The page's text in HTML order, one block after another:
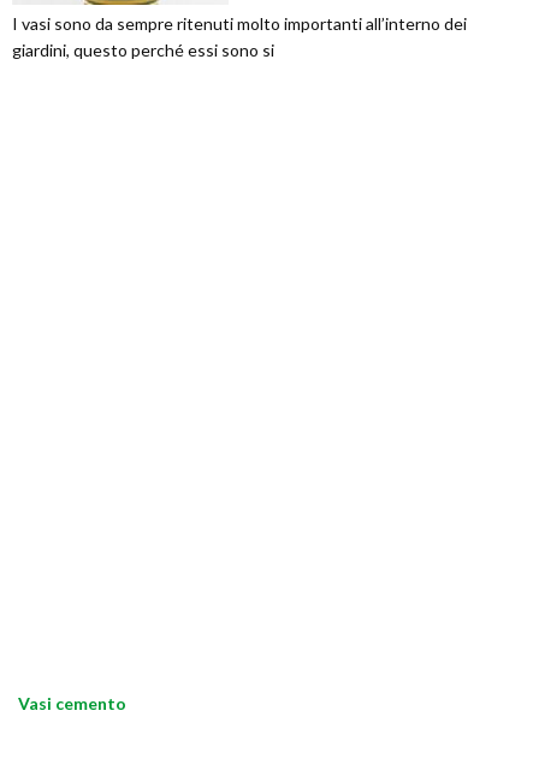
I vasi sono da sempre ritenuti molto importanti all’interno dei
giardini, questo perché essi sono si
Vasi cemento